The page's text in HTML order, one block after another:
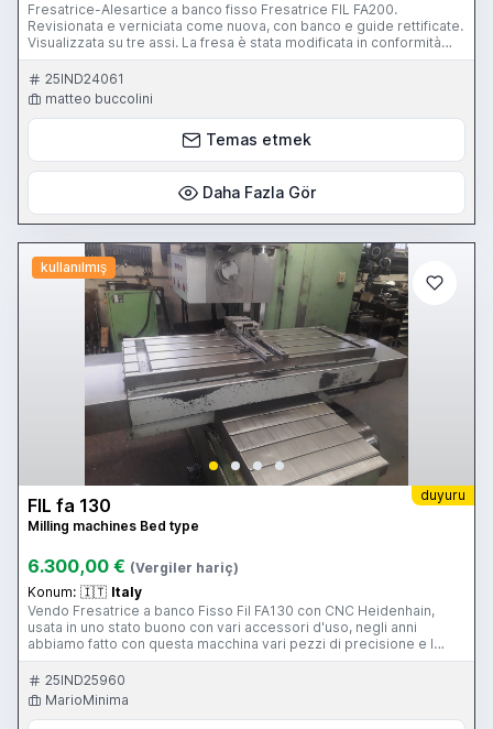
Fresatrice-Alesartice a banco fisso Fresatrice FIL FA200.
Revisionata e verniciata come nuova, con banco e guide rettificate.
Visualizzata su tre assi. La fresa è stata modificata in conformità
alle normative CE CORSE: Longitudinale: mm 2000 Verticale : mm
1000 Trasversale: mm 750 Superficie lavoro della tavola: mm
2400x750
25IND24061
matteo buccolini
Temas etmek
Daha Fazla Gör
kullanılmış
duyuru
FIL fa 130
Milling machines Bed type
6.300,00 € (Vergiler hariç)
Konum: 🇮🇹 Italy
Vendo Fresatrice a banco Fisso Fil FA130 con CNC Heidenhain,
usata in uno stato buono con vari accessori d'uso, negli anni
abbiamo fatto con questa macchina vari pezzi di precisione e l
attrezzatura che ha in dotazione e' frutto della costruzione di
determinati pezzi,
25IND25960
MarioMinima